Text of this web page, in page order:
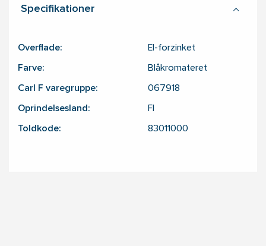
Specifikationer
Overflade: El-forzinket
Farve: Blåkromateret
Carl F varegruppe: 067918
Oprindelsesland: FI
Toldkode: 83011000